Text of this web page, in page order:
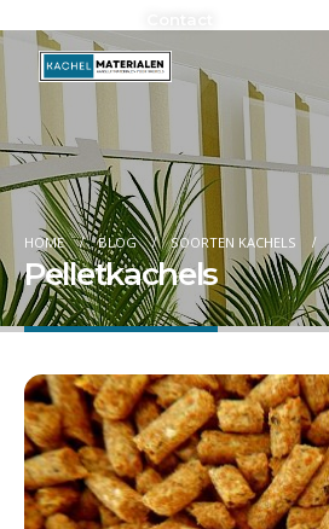
HOME BLOG SOORTEN KACHELS
Pelletkachels